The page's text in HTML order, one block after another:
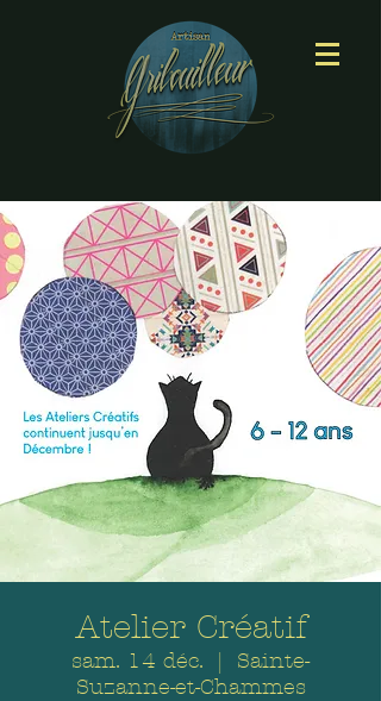
Atelier Créatif
sam. 14 déc.
Sainte-
Suzanne-et-Chammes